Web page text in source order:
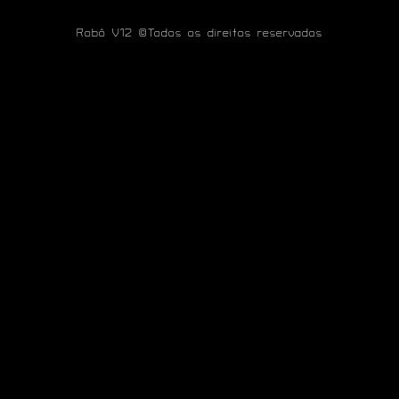
Robô V12 ©Todos os direitos reservados